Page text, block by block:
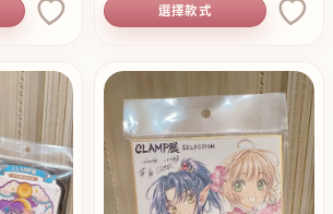
選擇款式